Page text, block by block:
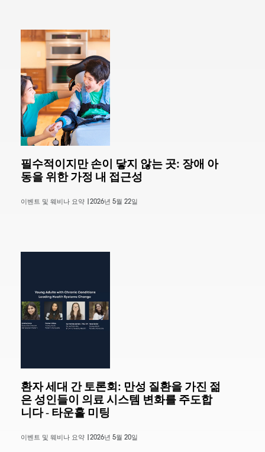
필수적이지만 손이 닿지 않는 곳: 장애 아
동을 위한 가정 내 접근성
이벤트 및 웨비나 요약 | 2026년 5월 22일
환자 세대 간 토론회: 만성 질환을 가진 젊
은 성인들이 의료 시스템 변화를 주도합
니다 - 타운홀 미팅
이벤트 및 웨비나 요약 | 2026년 5월 20일